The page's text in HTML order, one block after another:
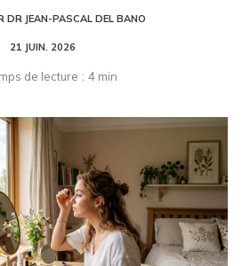
DR JEAN-PASCAL DEL BANO
21 JUIN. 2026
de lecture 4 min